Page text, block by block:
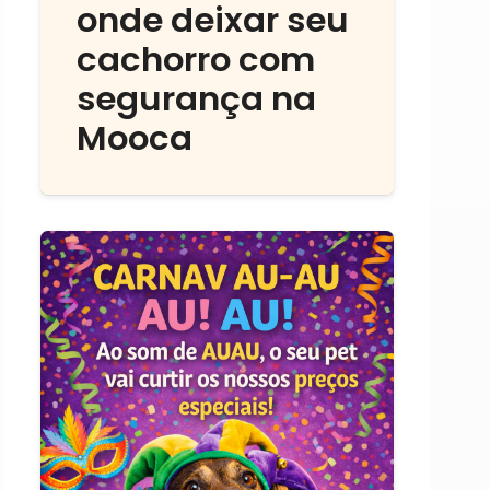
onde deixar seu
cachorro com
segurança na
Mooca